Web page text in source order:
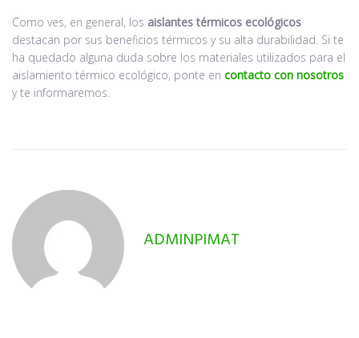
Como ves, en general, los aislantes térmicos ecológicos
destacan por sus beneficios térmicos y su alta durabilidad. Si te
ha quedado alguna duda sobre los materiales utilizados para el
aislamiento térmico ecológico, ponte en contacto con nosotros
y te informaremos.
ADMINPIMAT